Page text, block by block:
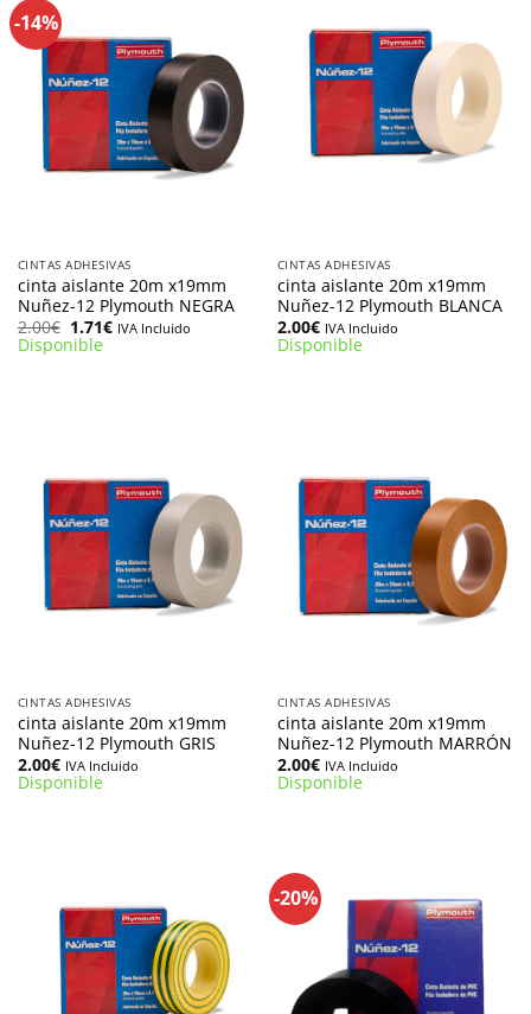
-14%
CINTAS ADHESIVAS
cinta aislante 20m x19mm
Nuñez-12 Plymouth NEGRA
2.00€ El
precio
original
1.71€ElIVA Incluido
Disponible
CINTAS ADHESIVAS
cinta aislante 20m x19mm
Nuñez-12 Plymouth BLANCA
2.00€ IVA Incluido
Disponible
CINTAS ADHESIVAS
cinta aislante 20m x19mm
Nuñez-12 Plymouth GRIS
2.00€ IVA Incluido
Disponible
CINTAS ADHESIVAS
cinta aislante 20m x19mm
Nuñez-12 Plymouth MARRÓN
2.00€ IVA Incluido
Disponible
-20%